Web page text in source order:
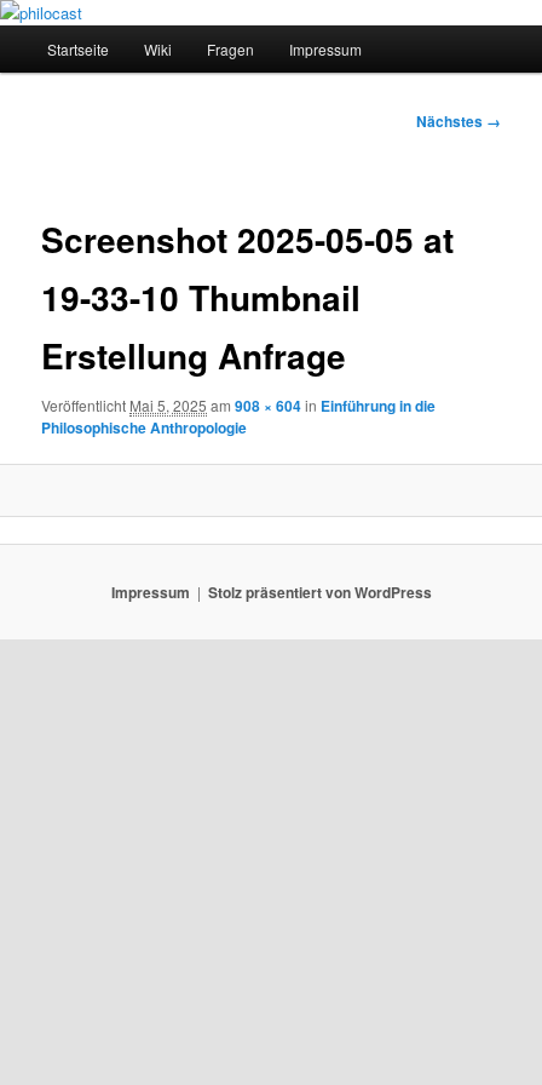
Zum
Startseite Wiki Fragen Impressum
Nächstes →
Screenshot 2025-05-05 at
19-33-10 Thumbnail
Erstellung Anfrage
Veröffentlicht Mai 5, 2025 am908 × 604in Einführung in die
Philosophische Anthropologie
Impressum Stolz präsentiert von WordPress